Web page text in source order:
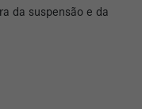
da suspensão e da